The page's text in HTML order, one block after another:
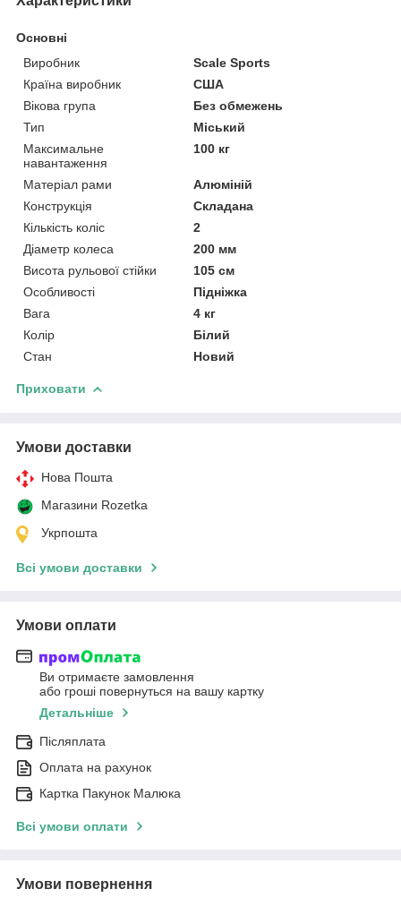
Основні
Виробник
Scale Sports
Країна виробник
США
Вікова група
Без обмежень
Тип
Міський
Максимальне
навантаження
100 кг
Матеріал рами
Алюміній
Конструкція
Складана
Кількість коліс
2
Діаметр колеса
200 мм
Висота рульової стійки
105 см
Особливості
Підніжка
Вага
4 кг
Колір
Білий
Стан
Новий
Приховати
Умови доставки
Нова Пошта
Магазини Rozetka
Укрпошта
Всі умови доставки
Умови оплати
Ви отримаєте замовлення
або гроші повернуться на вашу картку
Детальніше
Післяплата
Оплата на рахунок
Картка Пакунок Малюка
Всі умови оплати
Умови повернення